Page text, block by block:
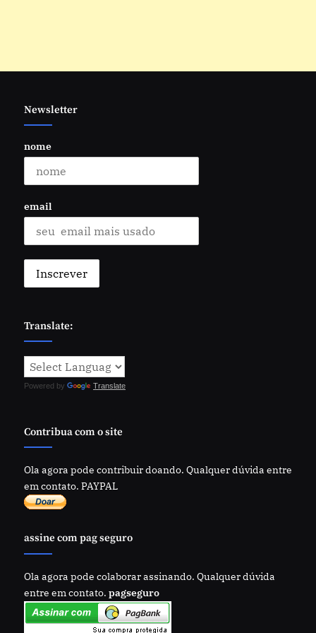
Newsletter
nome
email
Translate:
Powered by Translate
Contribua com o site
Ola agora pode contribuir doando. Qualquer dúvida entre
em contato. PAYPAL
assine com pag seguro
Ola agora pode colaborar assinando. Qualquer dúvida
entre em contato. pagseguro